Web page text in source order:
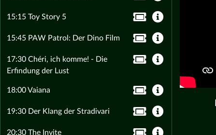
15:15 Toy Story 5
15:45 PAW Patrol: Der Dino Film
17:30 Chéri, ich komme! - Die
Erfindung der Lust
18:00 Vaiana
19:30 Der Klang der Stradivari
20:30 The Invite